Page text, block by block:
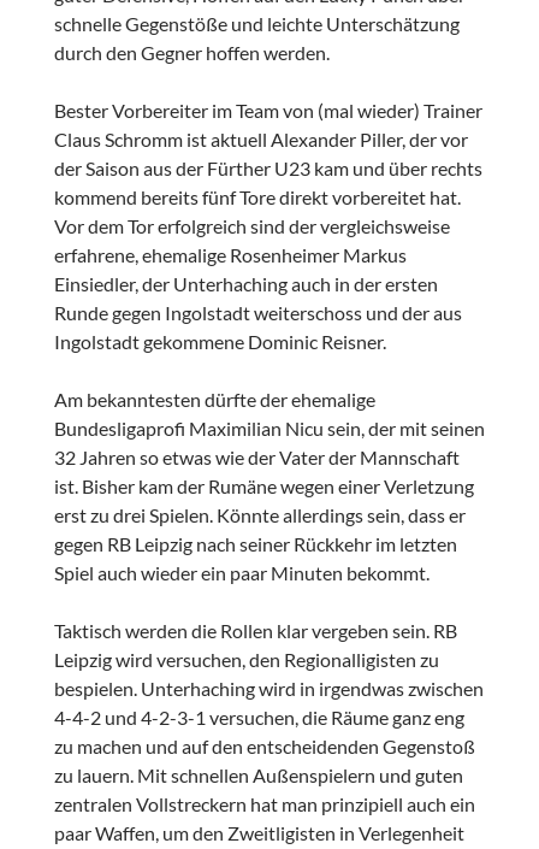
schnelle Gegenstöße und leichte Unterschätzung
durch den Gegner hoffen werden.
Bester Vorbereiter im Team von (mal wieder) Trainer
Claus Schromm ist aktuell Alexander Piller, der vor
der Saison aus der Fürther U23 kam und über rechts
kommend bereits fünf Tore direkt vorbereitet hat.
Vor dem Tor erfolgreich sind der vergleichsweise
erfahrene, ehemalige Rosenheimer Markus
Einsiedler, der Unterhaching auch in der ersten
Runde gegen Ingolstadt weiterschoss und der aus
Ingolstadt gekommene Dominic Reisner.
Am bekanntesten dürfte der ehemalige
Bundesligaprofi Maximilian Nicu sein, der mit seinen
32 Jahren so etwas wie der Vater der Mannschaft
ist. Bisher kam der Rumäne wegen einer Verletzung
erst zu drei Spielen. Könnte allerdings sein, dass er
gegen RB Leipzig nach seiner Rückkehr im letzten
Spiel auch wieder ein paar Minuten bekommt.
Taktisch werden die Rollen klar vergeben sein. RB
Leipzig wird versuchen, den Regionalligisten zu
bespielen. Unterhaching wird in irgendwas zwischen
4-4-2 und 4-2-3-1 versuchen, die Räume ganz eng
zu machen und auf den entscheidenden Gegenstoß
zu lauern. Mit schnellen Außenspielern und guten
zentralen Vollstreckern hat man prinzipiell auch ein
paar Waffen, um den Zweitligisten in Verlegenheit